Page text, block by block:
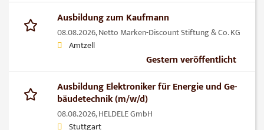
Ausbildung zum Kaufmann
08.08.2026,Netto Marken-Discount Stiftung & Co. KG
Amtzell
Gestern veröffentlicht
Ausbildung Elek­tro­ni­ker für En­er­gie und Ge­
bäu­de­tech­nik (m/w/d)
08.08.2026,HELDELE GmbH